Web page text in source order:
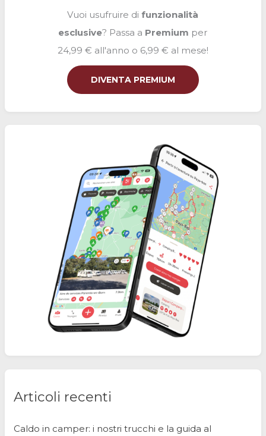
Vuoi usufruire difunzionalità
esclusive? Passa a Premium per
24,99 € all'anno o 6,99 € al mese!
DIVENTA PREMIUM
Articoli recenti
Caldo in camper: i nostri trucchi e la guida al